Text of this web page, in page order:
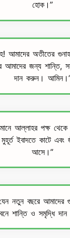
হোক।”
আমাদের অতীতের
আমাদের জন্য শান্তি,
দান করুন।
আল্লাহর পক্ষ
মুহূর্ত ইবাদতে কাটে
আসে।”
নতুন বছরে আমাদের
শান্তি ও সমৃদ্ধি